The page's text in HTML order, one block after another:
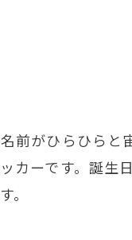
前がひらひら
カーです。誕生
。